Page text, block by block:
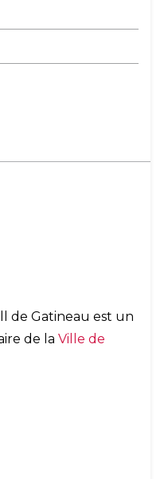
de Gatineau est un
de laVille de